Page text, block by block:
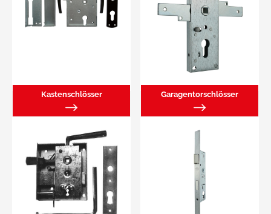
Kastenschlösser Garagentorschlösser